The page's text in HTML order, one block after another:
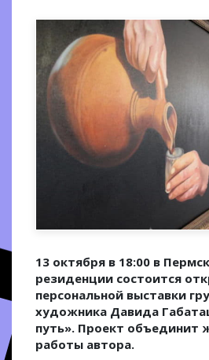
13 октября в 18:00 в
резиденции состоится
персональной выставки
художника Давида
путь». Проект объединит
работы автора.